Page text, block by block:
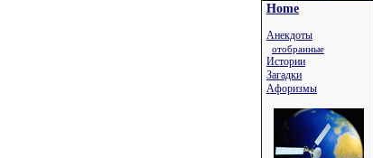
Home
Анекдоты
отобранные
Истории
Загадки
Афоризмы